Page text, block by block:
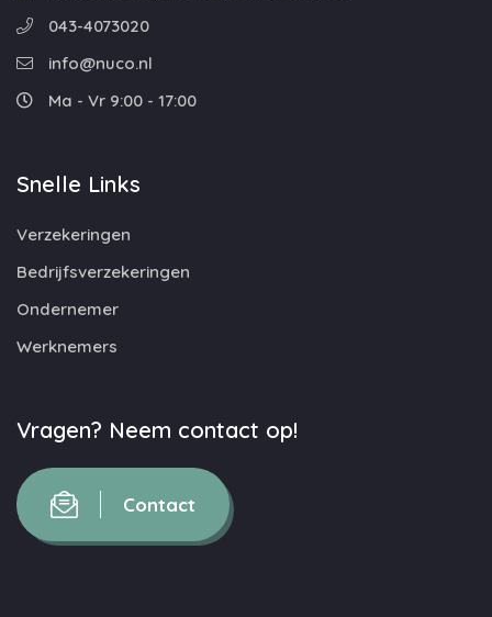
043-4073020
info@nuco.nl
Ma - Vr 9:00 - 17:00
Snelle Links
Verzekeringen
Bedrijfsverzekeringen
Ondernemer
Werknemers
Vragen? Neem contact op!
Contact